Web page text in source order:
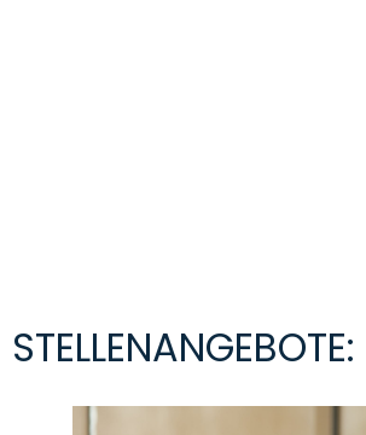
STELLENANGEBOTE: